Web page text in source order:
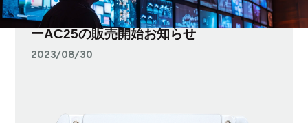
無線LAN搭載の屋外版コンパクトルータ
ーAC25の販売開始お知らせ
2023/08/30